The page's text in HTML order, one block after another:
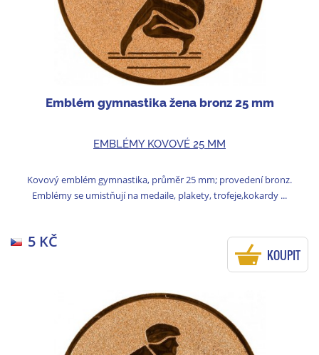
Emblém gymnastika žena bronz 25 mm
EMBLÉMY KOVOVÉ 25 MM
Kovový emblém gymnastika, průměr 25 mm; provedení bronz.
Emblémy se umistňují na medaile, plakety, trofeje,kokardy ...
5 KČ
KOUPIT